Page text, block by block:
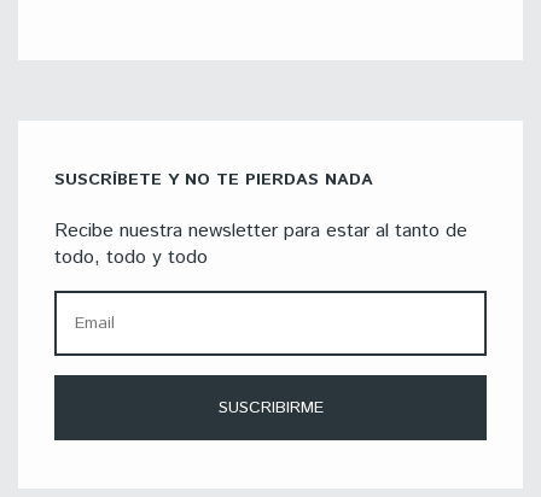
SUSCRÍBETE Y NO TE PIERDAS NADA
Recibe nuestra newsletter para estar al tanto de
todo, todo y todo